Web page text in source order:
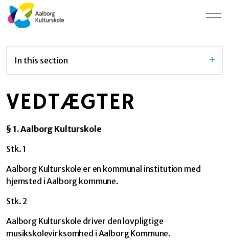
In this section
VEDTÆGTER
§ 1. Aalborg Kulturskole
Stk. 1
Aalborg Kulturskole er en kommunal institution med
hjemsted i Aalborg kommune.
Stk. 2
Aalborg Kulturskole driver den lovpligtige
musikskolevirksomhed i Aalborg Kommune.